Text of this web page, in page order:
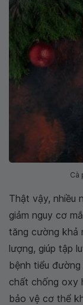
Cà
Thật vậy, nhiều
giảm nguy cơ
tăng cường khả
lượng, giúp tập
bệnh tiểu
chất chống oxy
bảo vệ cơ thể